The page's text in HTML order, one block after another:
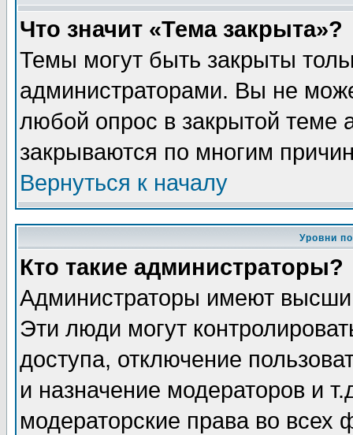
Что значит «Тема закрыта»?
Темы могут быть закрыты
администраторами. Вы не
любой опрос в закрытой теме
закрываются по многим
Вернуться к началу
Уровни
Кто такие администраторы?
Администраторы имеют
Эти люди могут
доступа, отключение
и назначение модераторов и
модераторские права во всех